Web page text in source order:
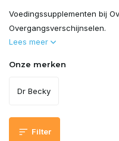
Voedingssupplementen bij
Overgangsverschijnselen.
Lees meer
Onze merken
Dr Becky
Filter